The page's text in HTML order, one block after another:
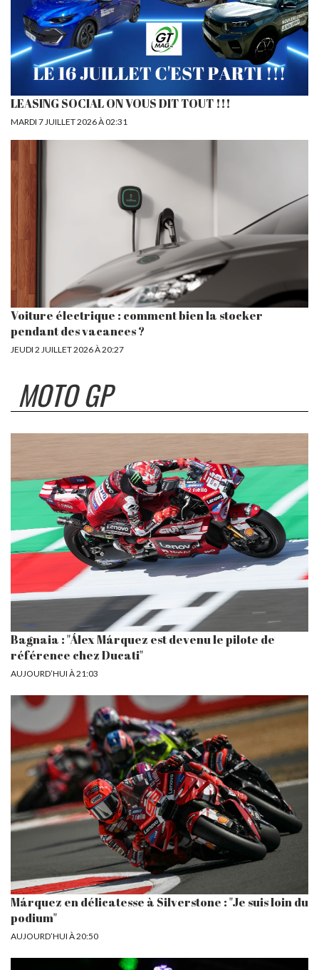
LEASING SOCIAL ON VOUS DIT TOUT !!!
MARDI 7 JUILLET 2026 À 02:31
Voiture électrique : comment bien la stocker
pendant des vacances ?
JEUDI 2 JUILLET 2026 À 20:27
MOTO GP
Bagnaia : "Álex Márquez est devenu le pilote de
référence chez Ducati"
AUJOURD’HUI À 21:03
Márquez en délicatesse à Silverstone : "Je suis loin du
podium"
AUJOURD’HUI À 20:50